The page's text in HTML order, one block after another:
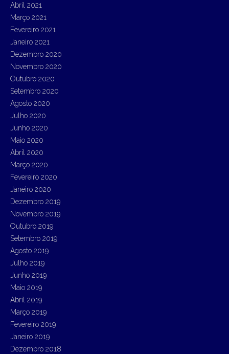
Abril 2021
Março 2021
Fevereiro 2021
Janeiro 2021
Dezembro 2020
Novembro 2020
Outubro 2020
Setembro 2020
Agosto 2020
Julho 2020
Junho 2020
Maio 2020
Abril 2020
Março 2020
Fevereiro 2020
Janeiro 2020
Dezembro 2019
Novembro 2019
Outubro 2019
Setembro 2019
Agosto 2019
Julho 2019
Junho 2019
Maio 2019
Abril 2019
Março 2019
Fevereiro 2019
Janeiro 2019
Dezembro 2018